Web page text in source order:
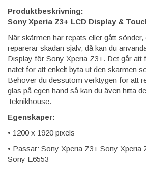
Produktbeskrivning:
Sony Xperia Z3+ LCD Display &
När skärmen har repats eller gått
reparerar skadan själv, då kan du
Display för Sony Xperia Z3+. Det går att
nätet för att enkelt byta ut den skärmen
Behöver du dessutom verktygen för att
glas på egen hand så kan du även hitta
Teknikhouse.
Egenskaper:
• 1200 x 1920 pixels
• Passar: Sony Xperia Z3+ Sony Xperia
Sony E6553